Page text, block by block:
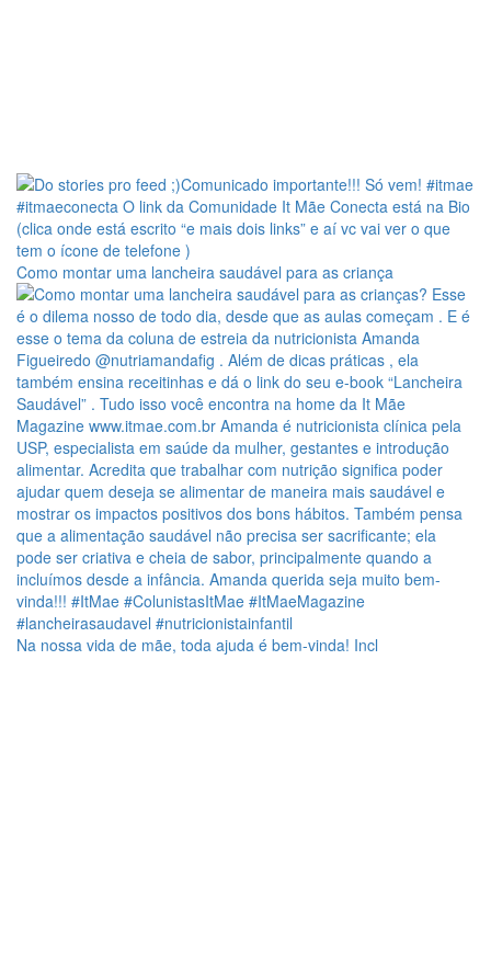
Como montar uma lancheira saudável para as criança
Na nossa vida de mãe, toda ajuda é bem-vinda! Incl